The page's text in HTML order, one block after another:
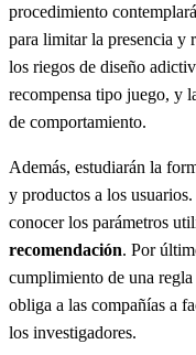
procedimiento
para limitar la presencia y
los riegos de diseño
recompensa tipo juego, y
de comportamiento.
Además, estudiarán la
y productos a los
conocer los parámetros
recomendación. Por
cumplimiento de una
obliga a las compañías a
los investigadores.